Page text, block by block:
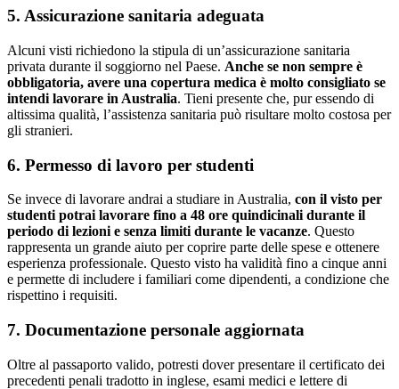
5. Assicurazione sanitaria adeguata
Alcuni visti richiedono la stipula di un’assicurazione sanitaria
privata durante il soggiorno nel Paese. Anche se non sempre è
obbligatoria, avere una copertura medica è molto consigliato se
intendi lavorare in Australia. Tieni presente che, pur essendo di
altissima qualità, l’assistenza sanitaria può risultare molto costosa per
gli stranieri.
6. Permesso di lavoro per studenti
Se invece di lavorare andrai a studiare in Australia, con il visto per
studenti potrai lavorare fino a 48 ore quindicinali durante il
periodo di lezioni e senza limiti durante le vacanze. Questo
rappresenta un grande aiuto per coprire parte delle spese e ottenere
esperienza professionale. Questo visto ha validità fino a cinque anni
e permette di includere i familiari come dipendenti, a condizione che
rispettino i requisiti.
7. Documentazione personale aggiornata
Oltre al passaporto valido, potresti dover presentare il certificato dei
precedenti penali tradotto in inglese, esami medici e lettere di